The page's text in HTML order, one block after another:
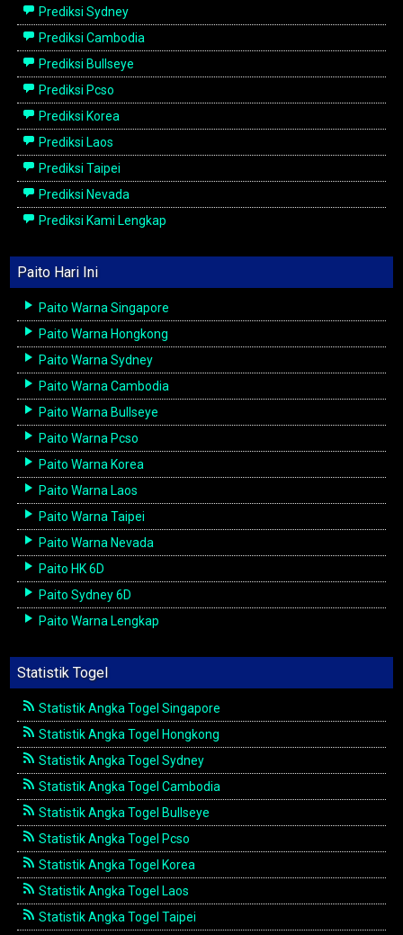
Prediksi Sydney
Prediksi Cambodia
Prediksi Bullseye
Prediksi Pcso
Prediksi Korea
Prediksi Laos
Prediksi Taipei
Prediksi Nevada
Prediksi Kami Lengkap
Paito Hari Ini
Paito Warna Singapore
Paito Warna Hongkong
Paito Warna Sydney
Paito Warna Cambodia
Paito Warna Bullseye
Paito Warna Pcso
Paito Warna Korea
Paito Warna Laos
Paito Warna Taipei
Paito Warna Nevada
Paito HK 6D
Paito Sydney 6D
Paito Warna Lengkap
Statistik Togel
Statistik Angka Togel Singapore
Statistik Angka Togel Hongkong
Statistik Angka Togel Sydney
Statistik Angka Togel Cambodia
Statistik Angka Togel Bullseye
Statistik Angka Togel Pcso
Statistik Angka Togel Korea
Statistik Angka Togel Laos
Statistik Angka Togel Taipei